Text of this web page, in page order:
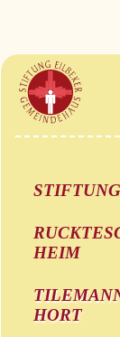
STIFTUNG
HEIM
HORT